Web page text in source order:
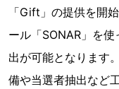
「Gift」の提供を開
ール「SONAR」を
出が可能となります
備や当選者抽出など